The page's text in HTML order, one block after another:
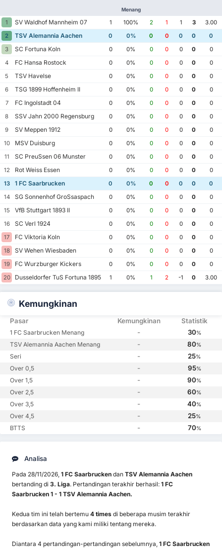
Menang
1 SV Waldhof Mannheim 07 1 100% 2 1 1 3
3.00
2
TSV Alemannia Aachen 0 0% 0 0 0 0
0
3
SC Fortuna Koln 0 0% 0 0 0 0
0
4
FC Hansa Rostock 0 0% 0 0 0 0
0
5
TSV Havelse 0 0% 0 0 0 0
0
6
TSG 1899 Hoffenheim II 0 0% 0 0 0 0
0
7
FC Ingolstadt 04 0 0% 0 0 0 0
0
8
SSV Jahn 2000 Regensburg 0 0% 0 0 0 0
0
9
SV Meppen 1912 0 0% 0 0 0 0
0
10
MSV Duisburg 0 0% 0 0 0 0
0
11
SC PreuSsen 06 Munster 0 0% 0 0 0 0
0
12
Rot Weiss Essen 0 0% 0 0 0 0
0
13
1 FC Saarbrucken 0 0% 0 0 0 0
0
14
SG Sonnenhof GroSsaspach 0 0% 0 0 0 0
0
15
VfB Stuttgart 1893 II 0 0% 0 0 0 0
0
16
SC Verl 1924 0 0% 0 0 0 0
0
17
FC Viktoria Koln 0 0% 0 0 0 0
0
18
SV Wehen Wiesbaden 0 0% 0 0 0 0
0
19
FC Wurzburger Kickers 0 0% 0 0 0 0
0
20
Dusseldorfer TuS Fortuna 1895 1 0% 1 2 -1 0 3.00
Kemungkinan
Pasar Kemungkinan Statistik
1 FC Saarbrucken Menang - 30%
TSV Alemannia Aachen Menang - 80%
Seri - 25%
Over 0,5 - 95%
Over 1,5 - 90%
Over 2,5 - 60%
Over 3,5 - 40%
Over 4,5 - 25%
BTTS - 70%
Analisa
Pada 28/11/2026, 1 FC Saarbrucken dan TSV Alemannia Aachen
bertanding di 3. Liga. Pertandingan terakhir berhasil: 1 FC
Saarbrucken 1 - 1 TSV Alemannia Aachen.
Kedua tim ini telah bertemu 4 times di beberapa musim terakhir
berdasarkan data yang kami miliki tentang mereka.
Diantara 4 pertandingan-pertandingan sebelumnya, 1 FC Saarbrucken